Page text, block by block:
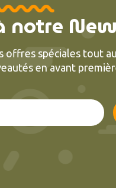
notre
spéciales tout au
en avant